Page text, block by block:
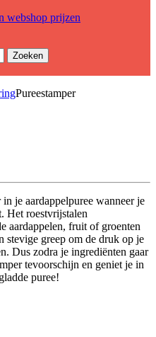
Zoeken
Pureestamper
je aardappelpuree wanneer je
Het roestvrijstalen
aardappelen, fruit of groenten
stevige greep om de druk op je
Dus zodra je ingrediënten gaar
tevoorschijn en geniet je in
puree!